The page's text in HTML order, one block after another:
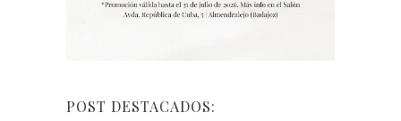
POST DESTACADOS: